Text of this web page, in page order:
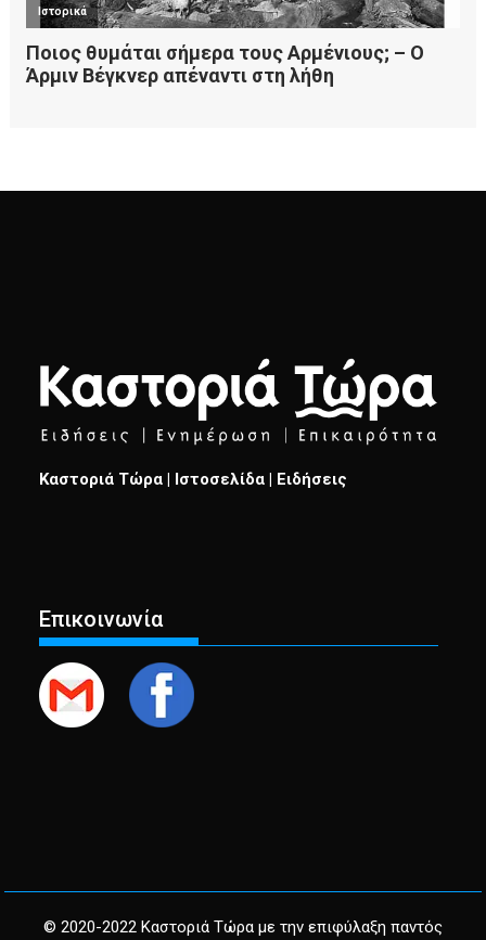
Καστοριά Τώρα | Ιστοσελίδα | Ειδήσεις
Επικοινωνία
© 2020-2022 Καστοριά Τώρα με την επιφύλαξη παντός